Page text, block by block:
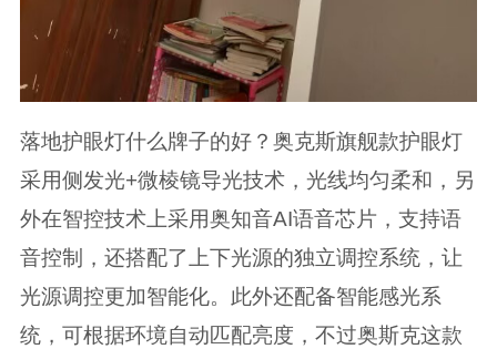
落地护眼灯什么牌子的好？奥克斯旗舰款护眼灯
采用侧发光+微棱镜导光技术，光线均匀柔和，另
外在智控技术上采用奥知音AI语音芯片，支持语
音控制，还搭配了上下光源的独立调控系统，让
光源调控更加智能化。此外还配备智能感光系
统，可根据环境自动匹配亮度，不过奥斯克这款